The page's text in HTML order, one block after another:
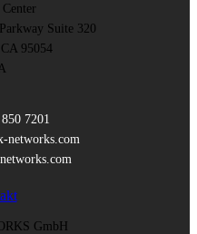
Suite 320
95054
7201
networks.com
GmbH